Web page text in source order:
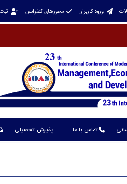
ورود کاربران محورهای کنفرانس
تماس با ما پذیرش تحصیلی